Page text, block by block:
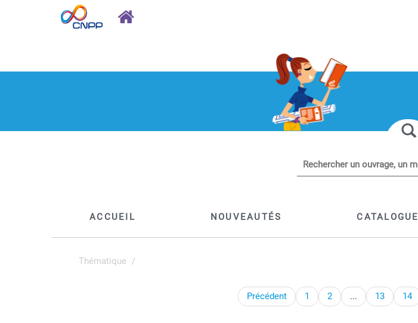
ACCUEIL NOUVEAUTÉS CATALOGUE
Thématique
Précédent 1 2 ... 13 14